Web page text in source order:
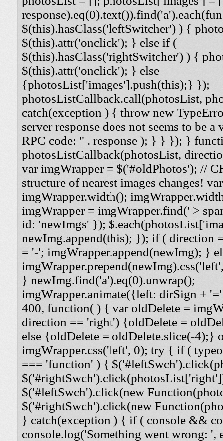
$(this).hasClass('leftSwitcher') ) {
$(this).attr('onclick'); } else if (
$(this).hasClass('rightSwitcher') ) {
$(this).attr('onclick'); } else
{photosList['images'].push(this);} });
photosListCallback.call(photosList,
catch(exception ) { throw new
server response does not seems to be
RPC code: " . response ); } } }); }
photosListCallback(photosList,
var imgWrapper = $('#oldPhotos'); //
structure of nearest images changes!
imgWrapper.width();
imgWrapper = imgWrapper.find(' >
id: 'newImgs' });
newImg.append(this); }); if ( direction
= '-'; imgWrapper.append(newImg); }
} newImg.find('a').eq(0).unwrap();
imgWrapper.animate({left: dirSign +
400, function( ) { var oldDelete =
direction == 'right') {oldDelete =
else {oldDelete = oldDelete.slice(-4);}
imgWrapper.css('left', 0); try { if (
=== 'function' ) {
$('#leftSwch').click(new
$('#rightSwch').click(new
} catch(exception ) { if ( console &&
console.log('Something went wrong: